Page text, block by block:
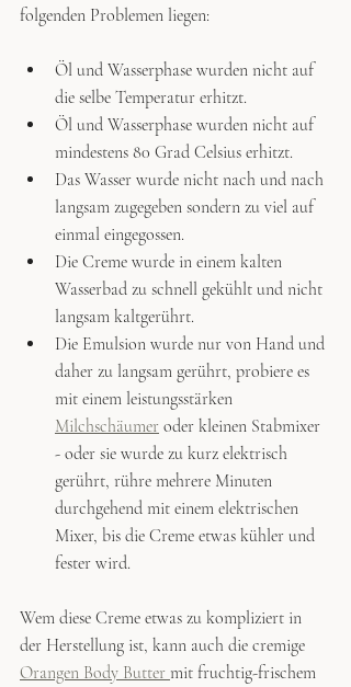
folgenden Problemen liegen:
Öl und Wasserphase wurden nicht auf
die selbe Temperatur erhitzt.
Öl und Wasserphase wurden nicht auf
mindestens 80 Grad Celsius erhitzt.
Das Wasser wurde nicht nach und nach
langsam zugegeben sondern zu viel auf
einmal eingegossen.
Die Creme wurde in einem kalten
Wasserbad zu schnell gekühlt und nicht
langsam kaltgerührt.
Die Emulsion wurde nur von Hand und
daher zu langsam gerührt, probiere es
mit einem leistungsstärken
Milchschäumer oder kleinen Stabmixer
- oder sie wurde zu kurz elektrisch
gerührt, rühre mehrere Minuten
durchgehend mit einem elektrischen
Mixer, bis die Creme etwas kühler und
fester wird.
Wem diese Creme etwas zu kompliziert in
der Herstellung ist, kann auch die cremige
Orangen Body Butter mit fruchtig-frischem